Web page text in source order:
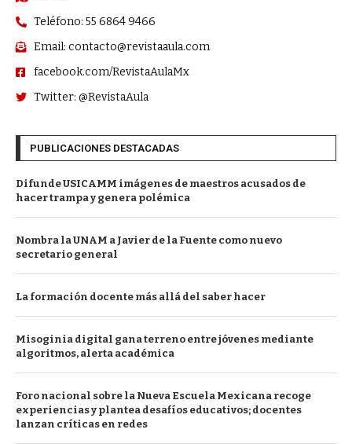
Teléfono: 55 6864 9466
Email: contacto@revistaaula.com
facebook.com/RevistaAulaMx
Twitter: @RevistaAula
PUBLICACIONES DESTACADAS
Difunde USICAMM imágenes de maestros acusados de
hacer trampa y genera polémica
Nombra la UNAM a Javier de la Fuente como nuevo
secretario general
La formación docente más allá del saber hacer
Misoginia digital gana terreno entre jóvenes mediante
algoritmos, alerta académica
Foro nacional sobre la Nueva Escuela Mexicana recoge
experiencias y plantea desafíos educativos; docentes
lanzan críticas en redes